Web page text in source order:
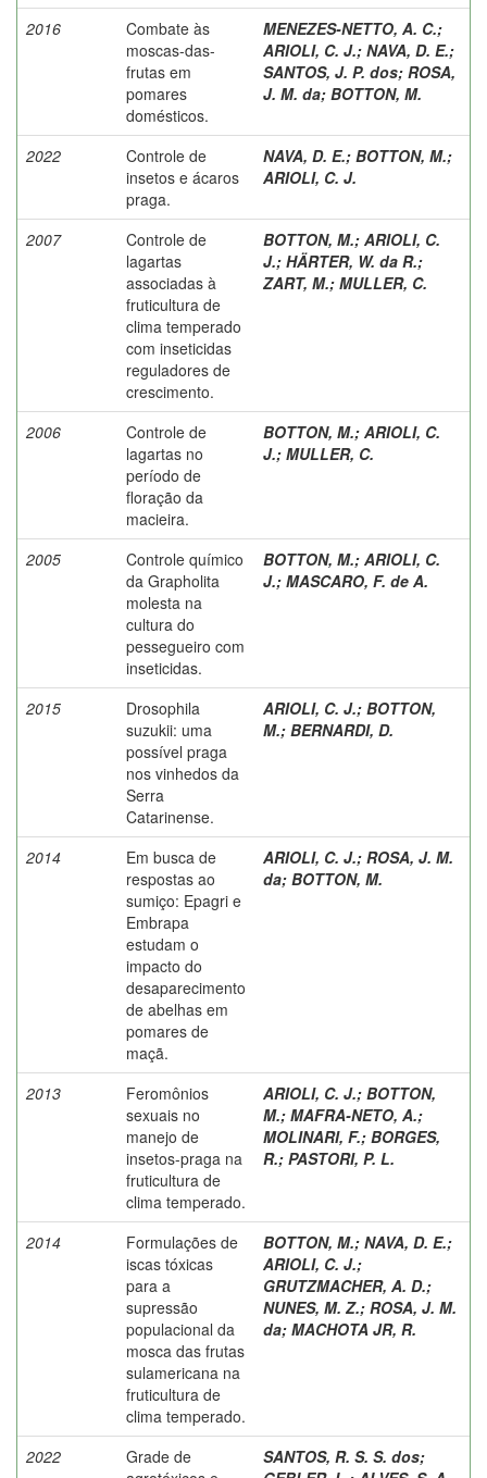
2016
Combate às
moscas-das-
frutas em
pomares
domésticos.
MENEZES-NETTO, A. C.;
ARIOLI, C. J.; NAVA, D. E.;
SANTOS, J. P. dos; ROSA,
J. M. da; BOTTON, M.
2022
Controle de
insetos e ácaros
praga.
NAVA, D. E.; BOTTON, M.;
ARIOLI, C. J.
2007
Controle de
lagartas
associadas à
fruticultura de
clima temperado
com inseticidas
reguladores de
crescimento.
BOTTON, M.; ARIOLI, C.
J.; HÄRTER, W. da R.;
ZART, M.; MULLER, C.
2006
Controle de
lagartas no
período de
floração da
macieira.
BOTTON, M.; ARIOLI, C.
J.; MULLER, C.
2005
Controle químico
da Grapholita
molesta na
cultura do
pessegueiro com
inseticidas.
BOTTON, M.; ARIOLI, C.
J.; MASCARO, F. de A.
2015
Drosophila
suzukii: uma
possível praga
nos vinhedos da
Serra
Catarinense.
ARIOLI, C. J.; BOTTON,
M.; BERNARDI, D.
2014
Em busca de
respostas ao
sumiço: Epagri e
Embrapa
estudam o
impacto do
desaparecimento
de abelhas em
pomares de
maçã.
ARIOLI, C. J.; ROSA, J. M.
da; BOTTON, M.
2013
Feromônios
sexuais no
manejo de
insetos-praga na
fruticultura de
clima temperado.
ARIOLI, C. J.; BOTTON,
M.; MAFRA-NETO, A.;
MOLINARI, F.; BORGES,
R.; PASTORI, P. L.
2014
Formulações de
iscas tóxicas
para a
supressão
populacional da
mosca das frutas
sulamericana na
fruticultura de
clima temperado.
BOTTON, M.; NAVA, D. E.;
ARIOLI, C. J.;
GRUTZMACHER, A. D.;
NUNES, M. Z.; ROSA, J. M.
da; MACHOTA JR, R.
2022
Grade de
SANTOS, R. S. S. dos;